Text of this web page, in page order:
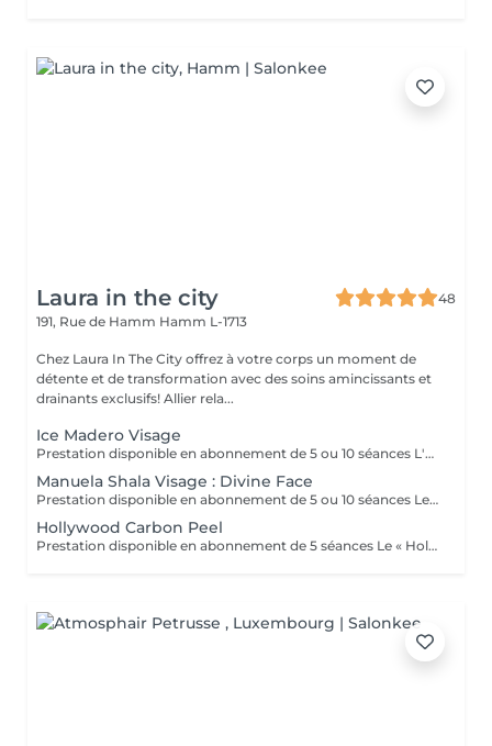
Laura in the city
48
191, Rue de Hamm Hamm L-1713
Chez Laura In The City offrez à votre corps un moment de
détente et de transformation avec des soins amincissants et
drainants exclusifs! Allier rela...
Ice Madero Visage
Prestation disponible en abonnement de 5 ou 10 séances L'« ice madéro visage » est une technique de soin esthétique qui combine la madérothérapie (massage avec des outils en bois) et la cryothérapie (utilisation du froid) pour des résultats de rajeunissement et de raffermissement. Ce soin utilise des outils en métal froids et une crème glacée naturelle pour stimuler la circulation, oxygéner la peau, réduire les gonflements et les ridules, tout en apportant une sensation de détente. Bienfaits principaux : -Raffermissement et effet tenseur : Le froid et les outils en métal aident à resserrer les tissus pour un effet lifting immédiat. - Drainage et décongestion : La technique stimule la circulation lymphatique et sanguine, aidant à réduire les poches et les cernes. - Oxygénation et éclat : Il améliore l'oxygénation cellulaire pour un teint plus lumineux. - Action anti-âge : Il contribue à prévenir les ridules et peut aider à améliorer la production de collagène. - Relaxation : Il procure une sensation de détente et de bien-être profond.
Manuela Shala Visage : Divine Face
Prestation disponible en abonnement de 5 ou 10 séances Le soin du visage anti-âge Divine Face est un drainage du visage complet qui agit en profondeur sur la peau. Conçu par Manuela Shala, référence incontournable dans le domaine du lympho-modelage. Il combine des gestes précis et des techniques innovantes pour offrir des résultats visibles dès la première séance. Il consiste à remodeler le contour du visage, à oxygéner les tissus, à aplanir et à lisser les rides. Avec une seule séance, vous verrez déjà une différence : un air plus jeune et plus frais. De plus, grâce aux gestes spéciaux réalisés par Laura durant votre soin Divine Face by Manuela Shala les fluides que l'on peut appeler excédentaires seront éliminés par votre corps et la production de nouvelle lymphe sera stimulée. Ce soin du visage vous donne sans aucun doute une apparence plus jeune et plus fraîche.
Hollywood Carbon Peel
Prestation disponible en abonnement de 5 séances Le « Hollywood Carbon Peel » est un traitement de microneedling doux qui combine un masque au charbon actif et un laser pour nettoyer en profondeur, purifier et rajeunir la peau. Il cible le sébum, les impuretés, les pores dilatés, les rides fines, les taches pigmentaires et les cicatrices d'acné pour améliorer la texture et l'éclat de la peau, offrant un effet immédiat sans temps de récupération. Ce traitement, aussi appelé « China Doll Peel » en Asie, peut être effectué avant un événement important car il n'entraîne aucune éviction sociale. Comment ça marche: -Application du masque : Une fine couche de masque au charbon actif est appliquée sur la peau. Le charbon a la capacité d'absorber les impuretés. -Passage du laser : Un laser à basse énergie est utilisé pour chauffer et vaporiser le masque au charbon. Effet sur la peau : -Nettoyage et exfoliation : L'action du laser sur le masque élimine les cellules mortes et les impuretés piégées. -Stimulation du collagène : L'effet thermique du laser stimule en profondeur la production de collagène pour une peau plus ferme et élastique. Pour qui ? -Peaux mixtes à grasses : régule le sébum -Peaux sèches et sensibles : purifie sans agresser -Peaux présentant des signes de vieillissement : ridules, perte de fermeté -Peaux à imperfections : points noirs, cicatrices d'acné, taches pigmentaires -Peaux ternes : pour un coup d'éclat immédiat